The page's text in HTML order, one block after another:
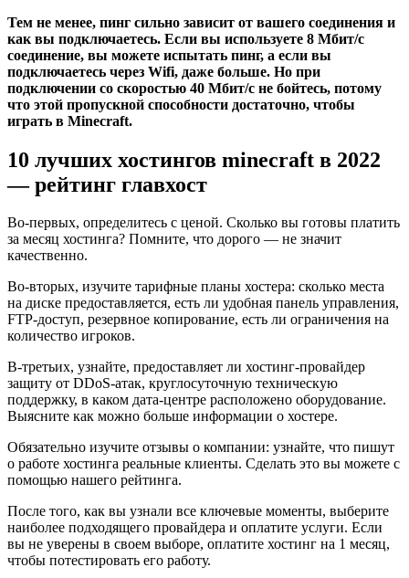
Тем не менее, пинг сильно зависит от вашего соединения и
как вы подключаетесь. Если вы используете 8 Мбит/с
соединение, вы можете испытать пинг, а если вы
подключаетесь через Wifi, даже больше. Но при
подключении со скоростью 40 Мбит/с не бойтесь, потому
что этой пропускной способности достаточно, чтобы
играть в Minecraft.
10 лучших хостингов minecraft в 2022
— рейтинг главхост
Во-первых, определитесь с ценой. Сколько вы готовы платить
за месяц хостинга? Помните, что дорого — не значит
качественно.
Во-вторых, изучите тарифные планы хостера: сколько места
на диске предоставляется, есть ли удобная панель управления,
FTP-доступ, резервное копирование, есть ли ограничения на
количество игроков.
В-третьих, узнайте, предоставляет ли хостинг-провайдер
защиту от DDoS-атак, круглосуточную техническую
поддержку, в каком дата-центре расположено оборудование.
Выясните как можно больше информации о хостере.
Обязательно изучите отзывы о компании: узнайте, что пишут
о работе хостинга реальные клиенты. Сделать это вы можете с
помощью нашего рейтинга.
После того, как вы узнали все ключевые моменты, выберите
наиболее подходящего провайдера и оплатите услуги. Если
вы не уверены в своем выборе, оплатите хостинг на 1 месяц,
чтобы потестировать его работу.